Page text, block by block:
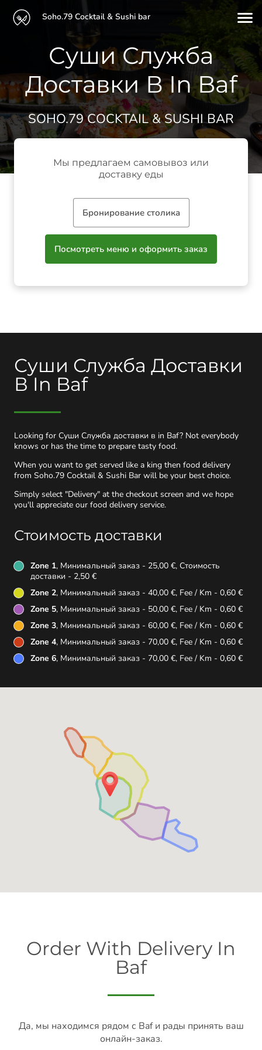
Soho.79 Cocktail & Sushi bar
Суши Служба
Доставки В In Baf
SOHO.79 COCKTAIL & SUSHI BAR
Мы предлагаем самовывоз или
доставку еды
Бронирование столика
Посмотреть меню и оформить заказ
Суши Служба Доставки
В In Baf
Looking for Суши Служба доставки в in Baf? Not everybody
knows or has the time to prepare tasty food.
When you want to get served like a king then food delivery
from Soho.79 Cocktail & Sushi Bar will be your best choice.
Simply select "Delivery" at the checkout screen and we hope
you'll appreciate our food delivery service.
Стоимость доставки
Zone 1, Минимальный заказ - 25,00 €, Стоимость
доставки - 2,50 €
Zone 2, Минимальный заказ - 40,00 €, Fee / Km - 0,60 €
Zone 5, Минимальный заказ - 50,00 €, Fee / Km - 0,60 €
Zone 3, Минимальный заказ - 60,00 €, Fee / Km - 0,60 €
Zone 4, Минимальный заказ - 70,00 €, Fee / Km - 0,60 €
Zone 6, Минимальный заказ - 70,00 €, Fee / Km - 0,60 €
Order With Delivery In
Baf
Да, мы находимся рядом с Baf и рады принять ваш
онлайн-заказ.